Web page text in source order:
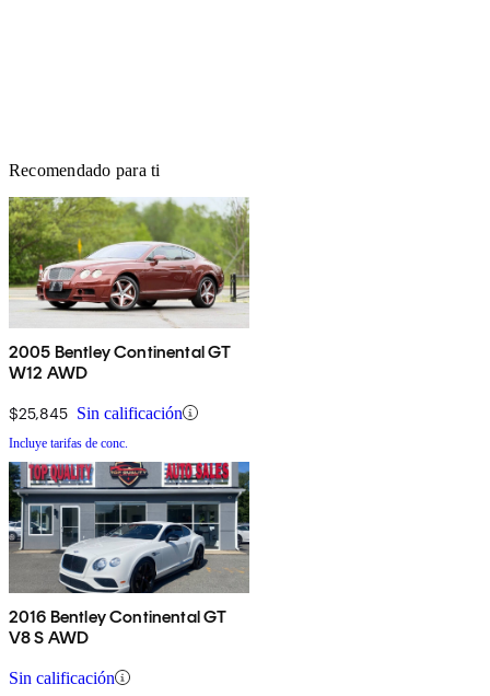
Recomendado para ti
2005 Bentley Continental GT
W12 AWD
$25,845 Sin calificación
Incluye tarifas de conc.
2016 Bentley Continental GT
V8 S AWD
Sin calificación